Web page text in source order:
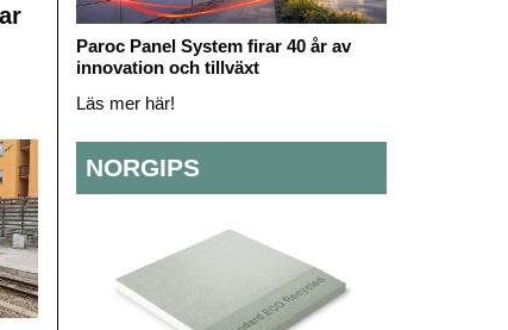
Paroc Panel System firar 40 år av
innovation och tillväxt
Läs mer här!
NORGIPS